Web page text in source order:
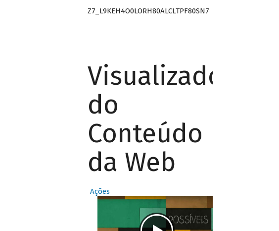
Z7_L9KEH4O0LORH80ALCLTPF80SN7
Visualizador
do
Conteúdo
da Web
Ações